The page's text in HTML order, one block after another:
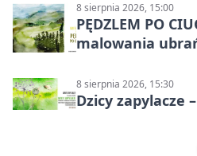
8 sierpnia 2026, 15:00
PĘDZLEM PO
malowania
8 sierpnia 2026, 15:30
Dzicy zapylacze